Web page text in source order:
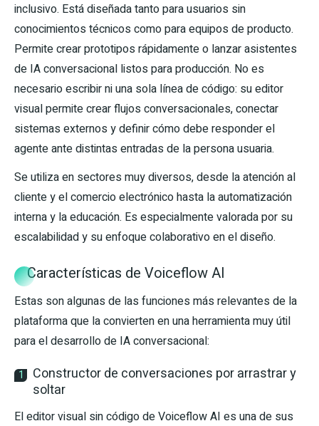
inclusivo. Está diseñada tanto para usuarios sin
conocimientos técnicos como para equipos de producto.
Permite crear prototipos rápidamente o lanzar asistentes
de IA conversacional listos para producción. No es
necesario escribir ni una sola línea de código: su editor
visual permite crear flujos conversacionales, conectar
sistemas externos y definir cómo debe responder el
agente ante distintas entradas de la persona usuaria.
Se utiliza en sectores muy diversos, desde la atención al
cliente y el comercio electrónico hasta la automatización
interna y la educación. Es especialmente valorada por su
escalabilidad y su enfoque colaborativo en el diseño.
Características de Voiceflow AI
Estas son algunas de las funciones más relevantes de la
plataforma que la convierten en una herramienta muy útil
para el desarrollo de IA conversacional:
1
Constructor de conversaciones por arrastrar y
soltar
El editor visual sin código de Voiceflow AI es una de sus